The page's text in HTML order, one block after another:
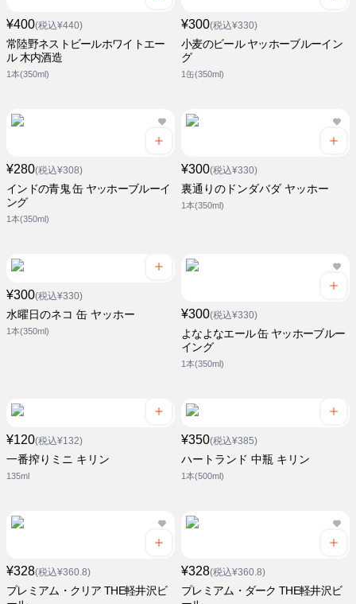
¥400(税込¥440)
常陸野ネストビールホワイトエー
ル 木内酒造
1本(350ml)
¥300(税込¥330)
小麦のビール ヤッホーブルーイン
グ
1缶(350ml)
¥280(税込¥308)
インドの青鬼 缶 ヤッホーブルーイ
ング
1本(350ml)
¥300(税込¥330)
裏通りのドンダバダ ヤッホー
1本(350ml)
¥300(税込¥330)
水曜日のネコ 缶 ヤッホー
1本(350ml)
¥300(税込¥330)
よなよなエール 缶 ヤッホーブルー
イング
1本(350ml)
¥120(税込¥132)
一番搾りミニ キリン
135ml
¥350(税込¥385)
ハートランド 中瓶 キリン
1本(500ml)
¥328(税込¥360.8)
プレミアム・クリア THE軽井沢ビ
¥328(税込¥360.8)
プレミアム・ダーク THE軽井沢ビ